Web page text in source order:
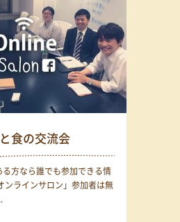
食の交流会
る方なら誰でも参加できる情
ンラインサロン」参加者は無